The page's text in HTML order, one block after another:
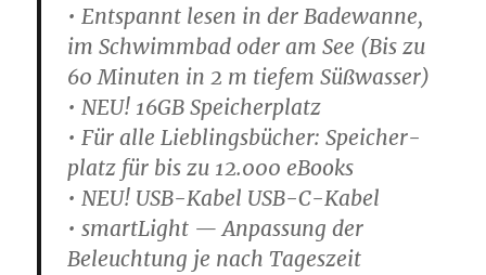
• Ent­spannt lesen in der Bade­wan­ne,
im Schwimm­bad oder am See (Bis zu
60 Minu­ten in 2 m tie­fem Süßwasser)
• NEU! 16GB Speicherplatz
• Für alle Lieb­lings­bü­cher: Spei­cher­
platz für bis zu 12.000 eBooks
• NEU! USB-Kabel USB-C-Kabel
• smart­Light — Anpas­sung der
Beleuch­tung je nach Tageszeit